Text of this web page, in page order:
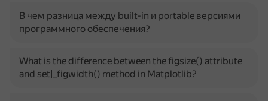
В чем разница между built-in и portable версиями
программного обеспечения?
What is the difference between the figsize() attribute
and set|_figwidth() method in Matplotlib?